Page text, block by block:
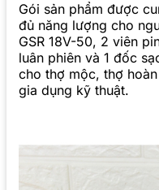
Gói sản phẩm được
đủ năng lượng cho
GSR 18V-50, 2 viên
luân phiên và 1 đốc
cho thợ mộc, thợ
gia dụng kỹ thuật.